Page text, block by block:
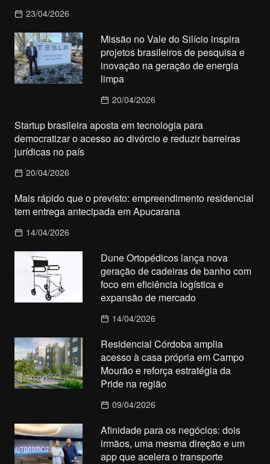
23/04/2026
Missão no Vale do Silício inspira
projetos brasileiros de pesquisa e
inovação na geração de energia
limpa
20/04/2026
Startup brasileira aposta em tecnologia para
democratizar o acesso ao divórcio e reduzir barreiras
jurídicas no país
20/04/2026
Mais rápido que o previsto: empreendimento residencial
tem entrega antecipada em Apucarana
14/04/2026
Dune Ortopédicos lança nova
geração de cadeiras de banho com
foco em eficiência logística e
expansão de mercado
14/04/2026
Residencial Córdoba amplia
acesso à casa própria em Campo
Mourão e reforça estratégia da
Pride na região
09/04/2026
Afinidade para os negócios: dois
irmãos, uma mesma direção e um
app que acelera o transporte